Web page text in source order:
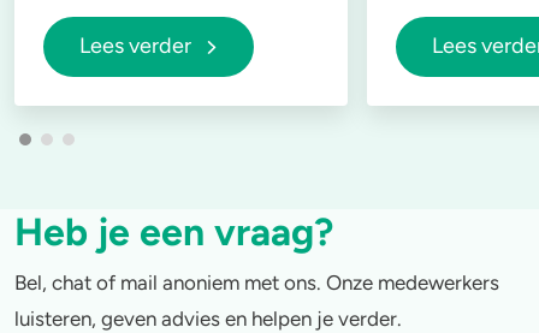
Lees verder Lees
Heb je een vraag?
Bel, chat of mail anoniem met ons. Onze medewerkers
luisteren, geven advies en helpen je verder.